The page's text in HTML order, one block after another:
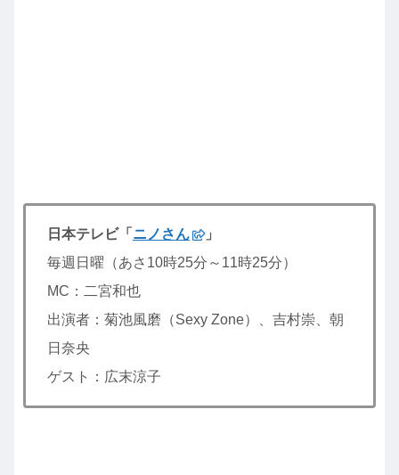
日本テレビ「 ニノさん
」
毎週日曜（あさ10時25分～11時25分）
MC：二宮和也
出演者：菊池風磨（Sexy Zone）、吉村崇、朝
日奈央
ゲスト：広末涼子